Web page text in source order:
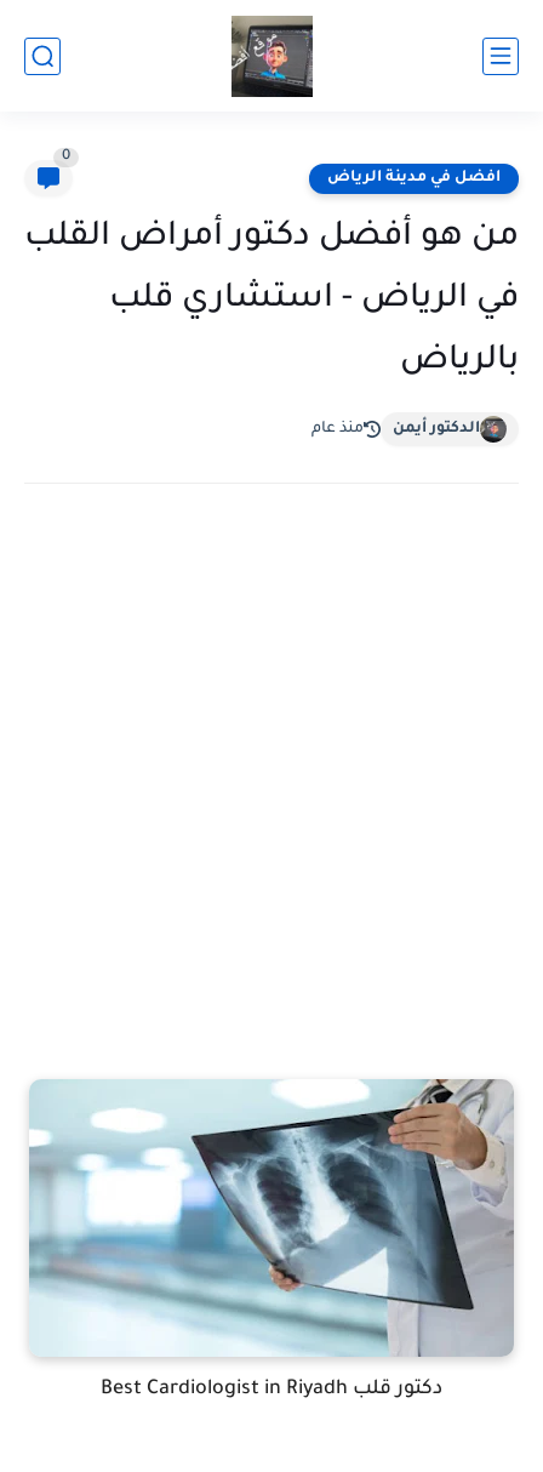
افضل في مدينة الرياض
0
من هو أفضل دكتور أمراض القلب
في الرياض - استشاري قلب
بالرياض
الدكتور أيمن منذ عام
دكتور قلب Best Cardiologist in Riyadh